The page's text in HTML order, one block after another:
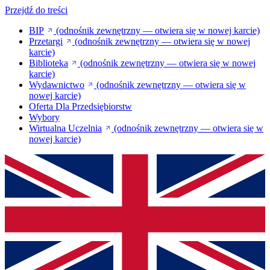
Przejdź do treści
BIP
(odnośnik zewnętrzny — otwiera się w nowej karcie)
Przetargi
(odnośnik zewnętrzny — otwiera się w nowej
karcie)
Biblioteka
(odnośnik zewnętrzny — otwiera się w nowej
karcie)
Wydawnictwo
(odnośnik zewnętrzny — otwiera się w
nowej karcie)
Oferta Dla Przedsiębiorstw
Wybory
Wirtualna Uczelnia
(odnośnik zewnętrzny — otwiera się w
nowej karcie)